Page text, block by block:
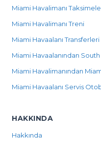
Miami Havalimanı
Miami Havalimanı Treni
Miami Havaalanı Transferleri
Miami Havaalanından
Miami Havalimanından
Miami Havaalanı Servis
HAKKINDA
Hakkında